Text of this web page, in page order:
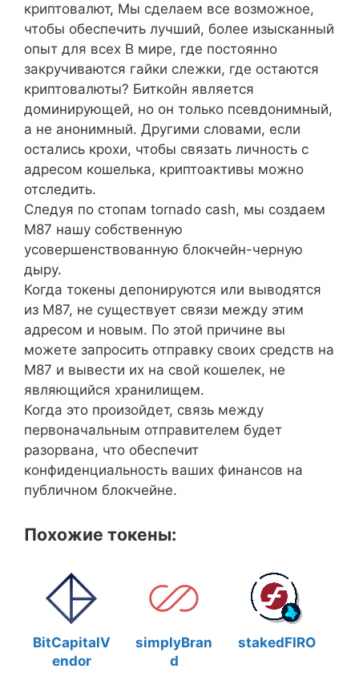
криптовалют, Мы сделаем все возможное,
чтобы обеспечить лучший, более изысканный
опыт для всех В мире, где постоянно
закручиваются гайки слежки, где остаются
криптовалюты? Биткойн является
доминирующей, но он только псевдонимный,
а не анонимный. Другими словами, если
остались крохи, чтобы связать личность с
адресом кошелька, криптоактивы можно
отследить.
Следуя по стопам tornado cash, мы создаем
M87 нашу собственную
усовершенствованную блокчейн-черную
дыру.
Когда токены депонируются или выводятся
из M87, не существует связи между этим
адресом и новым. По этой причине вы
можете запросить отправку своих средств на
M87 и вывести их на свой кошелек, не
являющийся хранилищем.
Когда это произойдет, связь между
первоначальным отправителем будет
разорвана, что обеспечит
конфиденциальность ваших финансов на
публичном блокчейне.
Похожие токены:
BitCapitalV
endor
simplyBran
d
stakedFIRO